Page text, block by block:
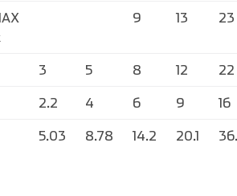
9 13 23
3 5 8 12 22
2.2 4 6 9 16
5.03 8.78 14.2 20.1